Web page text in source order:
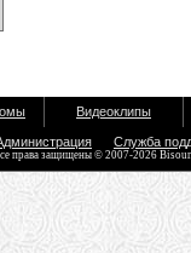
Видеоклипы
Служба
права защищены © 2007-2026